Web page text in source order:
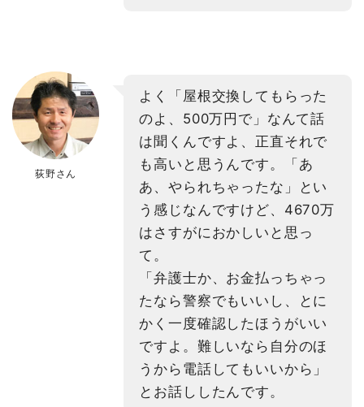
荻野さん
よく「屋根交換してもらった
のよ、500万円で」なんて話
は聞くんですよ、正直それで
も高いと思うんです。「あ
あ、やられちゃったな」とい
う感じなんですけど、4670万
はさすがにおかしいと思っ
て。
「弁護士か、お金払っちゃっ
たなら警察でもいいし、とに
かく一度確認したほうがいい
ですよ。難しいなら自分のほ
うから電話してもいいから」
とお話ししたんです。